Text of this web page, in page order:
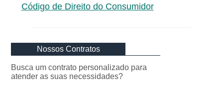
Código de Direito do Consumidor
Nossos Contratos
Busca um contrato personalizado para
atender as suas necessidades?